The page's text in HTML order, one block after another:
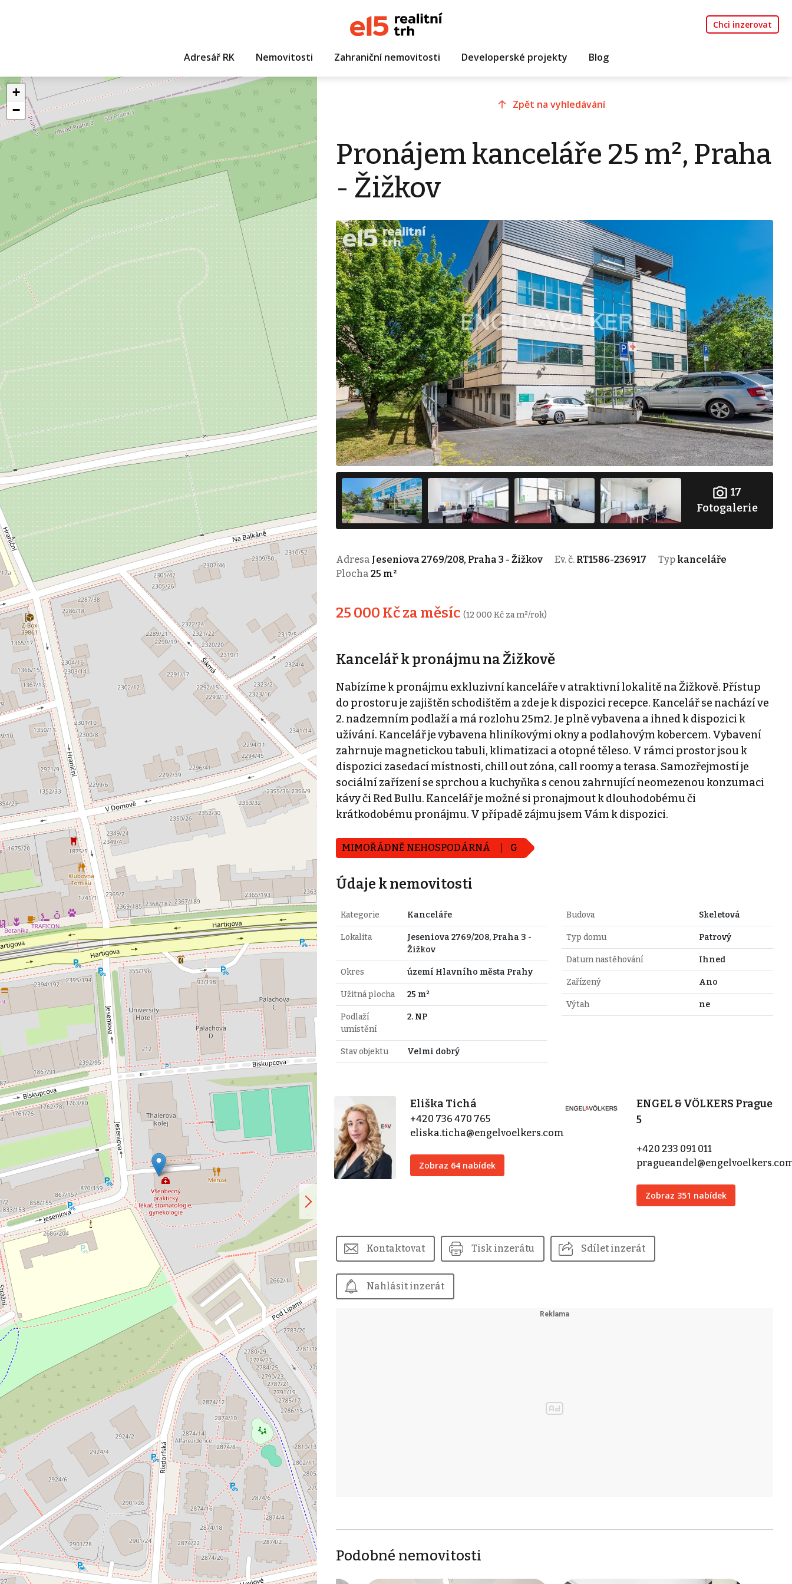
Chci inzerovat
Adresář RK Nemovitosti Zahraniční nemovitosti Developerské projekty Blog
+
−
Zpět na vyhledávání
Pronájem kanceláře 25 m², Praha
- Žižkov
17
Fotogalerie
Adresa Jeseniova 2769/208, Praha 3 - Žižkov Ev. č. RT1586-236917 Typ kanceláře
Plocha 25 m²
25 000 Kč za měsíc (12 000 Kč za m²/rok)
Kancelář k pronájmu na Žižkově
Nabízíme k pronájmu exkluzivní kanceláře v atraktivní lokalitě na Žižkově. Přístup
do prostoru je zajištěn schodištěm a zde je k dispozici recepce. Kancelář se nachází ve
2. nadzemním podlaží a má rozlohu 25m2. Je plně vybavena a ihned k dispozici k
užívání. Kancelář je vybavena hliníkovými okny a podlahovým kobercem. Vybavení
zahrnuje magnetickou tabuli, klimatizaci a otopné těleso. V rámci prostor jsou k
dispozici zasedací místnosti, chill out zóna, call roomy a terasa. Samozřejmostí je
sociální zařízení se sprchou a kuchyňka s cenou zahrnující neomezenou konzumaci
kávy či Red Bullu. Kancelář je možné si pronajmout k dlouhodobému či
krátkodobému pronájmu. V případě zájmu jsem Vám k dispozici.
MIMOŘÁDNĚ NEHOSPODÁRNÁ G
Údaje k nemovitosti
Kategorie Kanceláře
Lokalita
Jeseniova 2769/208, Praha 3 -
Žižkov
Okres území Hlavního města Prahy
Užitná plocha 25 m²
Podlaží
umístění
2. NP
Stav objektu Velmi dobrý
Budova Skeletová
Typ domu Patrový
Datum nastěhování Ihned
Zařízený Ano
Výtah ne
Eliška Tichá
+420 736 470 765
eliska.ticha@engelvoelkers.com
Zobraz 64 nabídek
ENGEL & VÖLKERS Prague
5
+420 233 091 011
Zobraz 351 nabídek
Kontaktovat Tisk inzerátu Sdílet inzerát
Nahlásit inzerát
Podobné nemovitosti